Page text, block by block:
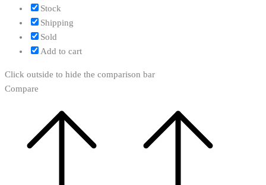
Stock
Shipping
Sold
Add to cart
Click outside to hide the comparison bar
Compare